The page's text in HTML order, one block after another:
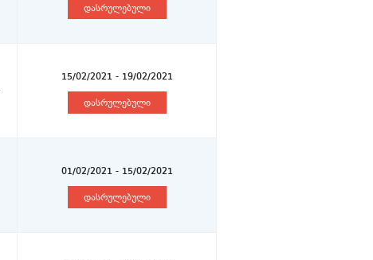
დასრულებული
15/02/2021 - 19/02/2021
დასრულებული
01/02/2021 - 15/02/2021
დასრულებული